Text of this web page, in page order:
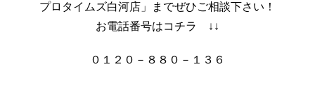
プロタイムズ白河店」までぜひご相談下さい！
お電話番号はコチラ ↓↓
０１２０－８８０－１３６